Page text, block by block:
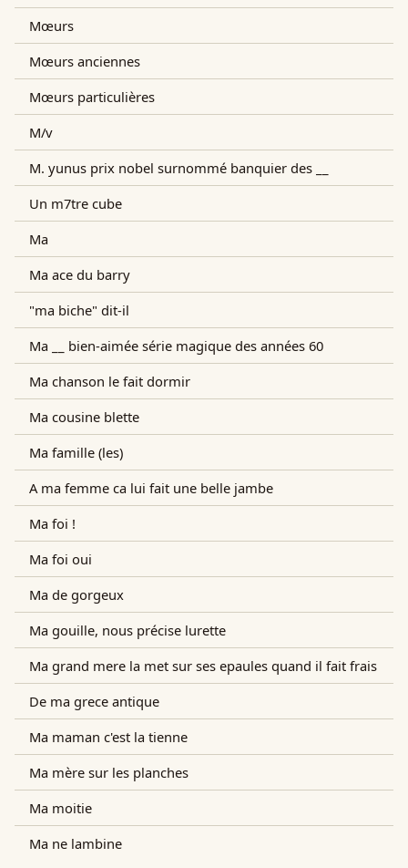
Mœurs
Mœurs anciennes
Mœurs particulières
M/v
M. yunus prix nobel surnommé banquier des __
Un m7tre cube
Ma
Ma ace du barry
"ma biche" dit-il
Ma __ bien-aimée série magique des années 60
Ma chanson le fait dormir
Ma cousine blette
Ma famille (les)
A ma femme ca lui fait une belle jambe
Ma foi !
Ma foi oui
Ma de gorgeux
Ma gouille, nous précise lurette
Ma grand mere la met sur ses epaules quand il fait frais
De ma grece antique
Ma maman c'est la tienne
Ma mère sur les planches
Ma moitie
Ma ne lambine